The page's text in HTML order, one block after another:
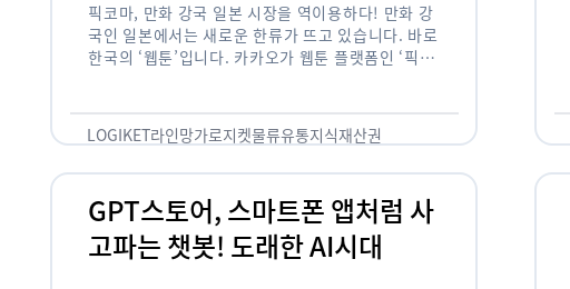
픽코마, 만화 강국 일본 시장을 역이용하다! 만화 강
국인 일본에서는 새로운 한류가 뜨고 있습니다. 바로
한국의 ‘웹툰’입니다. 카카오가 웹툰 플랫폼인 ‘픽코
LOGIKET라인망가로지켓물류유통지식재산권
GPT스토어, 스마트폰 앱처럼 사
고파는 챗봇! 도래한 AI시대